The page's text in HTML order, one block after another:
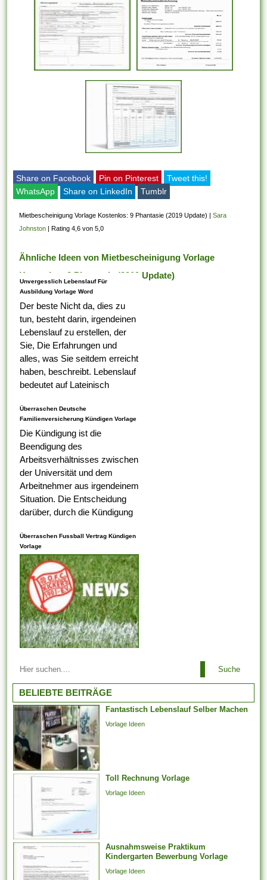
Share on Facebook Pin on Pinterest
Tweet this!
WhatsApp
Share on LinkedIn Tumblr
Mietbescheinigung Vorlage Kostenlos: 9 Phantasie (2019 Update) |Sara
Johnston |Rating 4,6 von 5,0
Ähnliche Ideen von Mietbescheinigung Vorlage
Kostenlos: 9 Phantasie (2019 Update)
Unvergesslich Lebenslauf Für
Ausbildung Vorlage Word
Der beste Nicht da, dies zu
tun, besteht darin, irgendeinen
Lebenslauf zu erstellen, der
Sie, Die Erfahrungen und
alles, was Sie seitdem erreicht
haben, beschreibt. Lebenslauf
bedeutet auf Lateinisch
Tabelle darauf ist,...
Überraschen Deutsche
Familienversicherung Kündigen Vorlage
Die Kündigung ist die
Beendigung des
Arbeitsverhältnisses zwischen
der Universität und dem
Arbeitnehmer aus irgendeinem
Situation. Die Entscheidung
darüber, durch die Kündigung
ungerecht ist , alternativ nicht,
liegt bei dem
Arbeitsaufsichtsbeamten oder
vom Ermessen des...
Überraschen Fussball Vertrag Kündigen
Vorlage
Arbeitgeber ist es es
untersagt, irgendeinen
Arbeitnehmer zu entlassen,
der aufgrund der Teilnahme an
Arbeitstreffen und der Layout
von Arbeitsforderungen
darüber hinaus -
verhandlungen, deren
Jahresabschluss noch
aussteht, bei weitem nicht
weiter arbeiten
möglicherweise. Er kann...
Suche
BELIEBTE BEITRÄGE
Fantastisch Lebenslauf Selber Machen
Vorlage Ideen
Toll Rechnung Vorlage
Vorlage Ideen
Ausnahmsweise Praktikum
Kindergarten Bewerbung Vorlage
Vorlage Ideen